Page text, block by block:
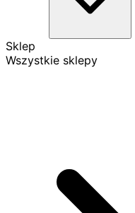
Sklep
Wszystkie sklepy